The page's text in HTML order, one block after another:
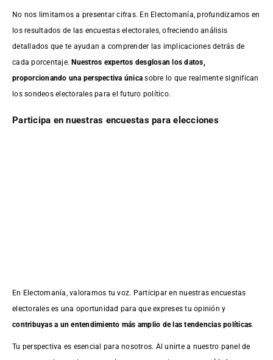
No nos limitamos a presentar cifras. En Electomanía, profundizamos en
los resultados de las encuestas electorales, ofreciendo análisis
detallados que te ayudan a comprender las implicaciones detrás de
cada porcentaje.Nuestros expertos desglosan los datos,
proporcionando una perspectiva única sobre lo que realmente significan
los sondeos electorales para el futuro político.
Participa en nuestras encuestas para elecciones
En Electomanía, valoramos tu voz. Participar en nuestras encuestas
electorales es una oportunidad para que expreses tu opinión y
contribuyas a un entendimiento más amplio de las tendencias políticas.
Tu perspectiva es esencial para nosotros. Al unirte a nuestro panel de